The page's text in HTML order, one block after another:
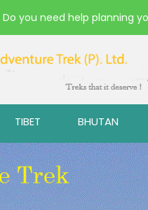
Do you need help planning
TIBET BHUTAN